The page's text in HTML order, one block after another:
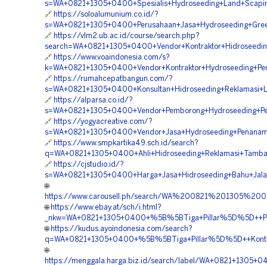
🔗 https://soloalumunium.co.id/?
🔗 https://vlm2.ub.ac.id/course/search.php?
🔗 https://www.voaindonesia.com/s?
🔗 https://rumahcepatbangun.com/?
🔗 https://alparsa.co.id/?
🔗 https://yogyacreative.com/?
🔗 https://www.smpkartika49.sch.id/search?
🔗 https://cjstudio.id/?
🌐
https://www.carousell.ph/search/
🌐 https://www.ebay.at/sch/i.html?
🌐 https://kudus.ayoindonesia.com/search?
🌐
https://menggala.harga.biz.id/search/label/